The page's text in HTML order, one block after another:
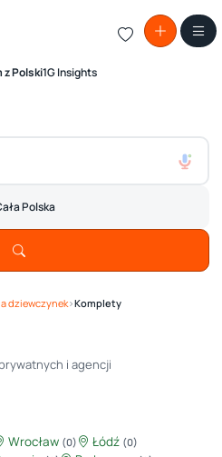
z Polski1G Insights
Polska
dziewczynek›Komplety
i agencji
Wrocław (0) Łódź (0)